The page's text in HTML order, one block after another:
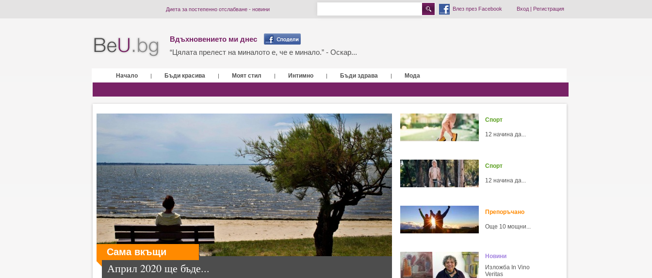
Диета за постепенно отслабване - новини Влез през Facebook Вход| Регистрация
Вдъхновението ми днес
“Цялата прелест на миналото е, че е минало.” - Оскар...
Начало | Бъди красива | Моят стил | Интимно | Бъди здрава | Мода
Сама вкъщи
Април 2020 ще бъде...
Спорт
12 начина да...
Спорт
12 начина да...
Препоръчано
Още 10 мощни...
Новини
Изложба In Vino
Veritas